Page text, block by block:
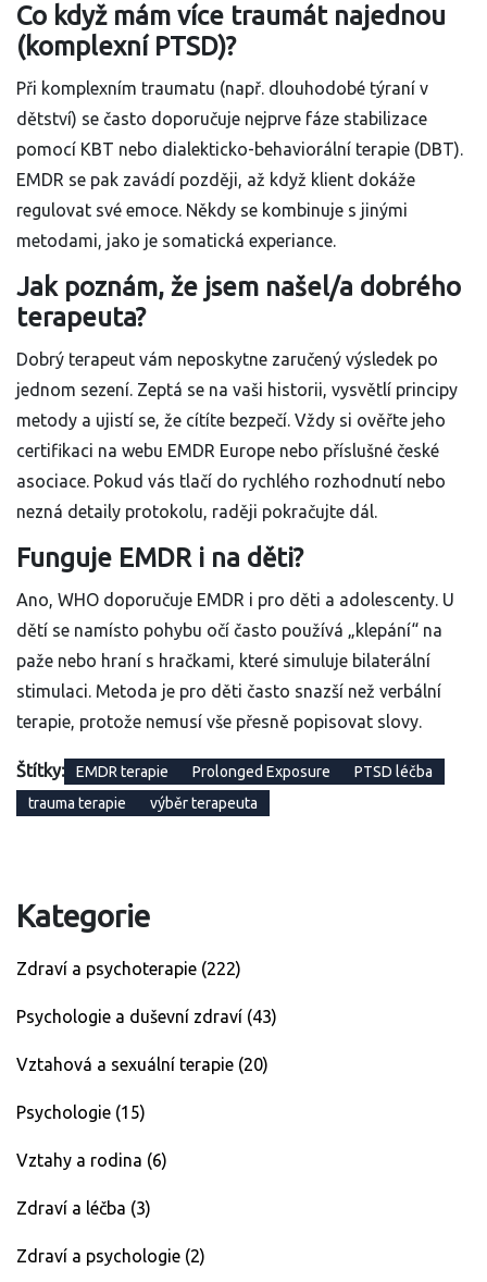
Co když mám více traumát najednou
(komplexní PTSD)?
Při komplexním traumatu (např. dlouhodobé týraní v
dětství) se často doporučuje nejprve fáze stabilizace
pomocí KBT nebo dialekticko-behaviorální terapie (DBT).
EMDR se pak zavádí později, až když klient dokáže
regulovat své emoce. Někdy se kombinuje s jinými
metodami, jako je somatická experiance.
Jak poznám, že jsem našel/a dobrého
terapeuta?
Dobrý terapeut vám neposkytne zaručený výsledek po
jednom sezení. Zeptá se na vaši historii, vysvětlí principy
metody a ujistí se, že cítíte bezpečí. Vždy si ověřte jeho
certifikaci na webu EMDR Europe nebo příslušné české
asociace. Pokud vás tlačí do rychlého rozhodnutí nebo
nezná detaily protokolu, raději pokračujte dál.
Funguje EMDR i na děti?
Ano, WHO doporučuje EMDR i pro děti a adolescenty. U
dětí se namísto pohybu očí často používá „klepání“ na
paže nebo hraní s hračkami, které simuluje bilaterální
stimulaci. Metoda je pro děti často snazší než verbální
terapie, protože nemusí vše přesně popisovat slovy.
Štítky: EMDR terapie Prolonged Exposure
PTSD léčba
trauma terapie
výběr terapeuta
Kategorie
Zdraví a psychoterapie (222)
Psychologie a duševní zdraví (43)
Vztahová a sexuální terapie (20)
Psychologie (15)
Vztahy a rodina (6)
Zdraví a léčba (3)
Zdraví a psychologie (2)